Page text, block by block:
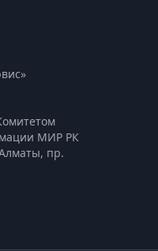
МИР РК
пр.